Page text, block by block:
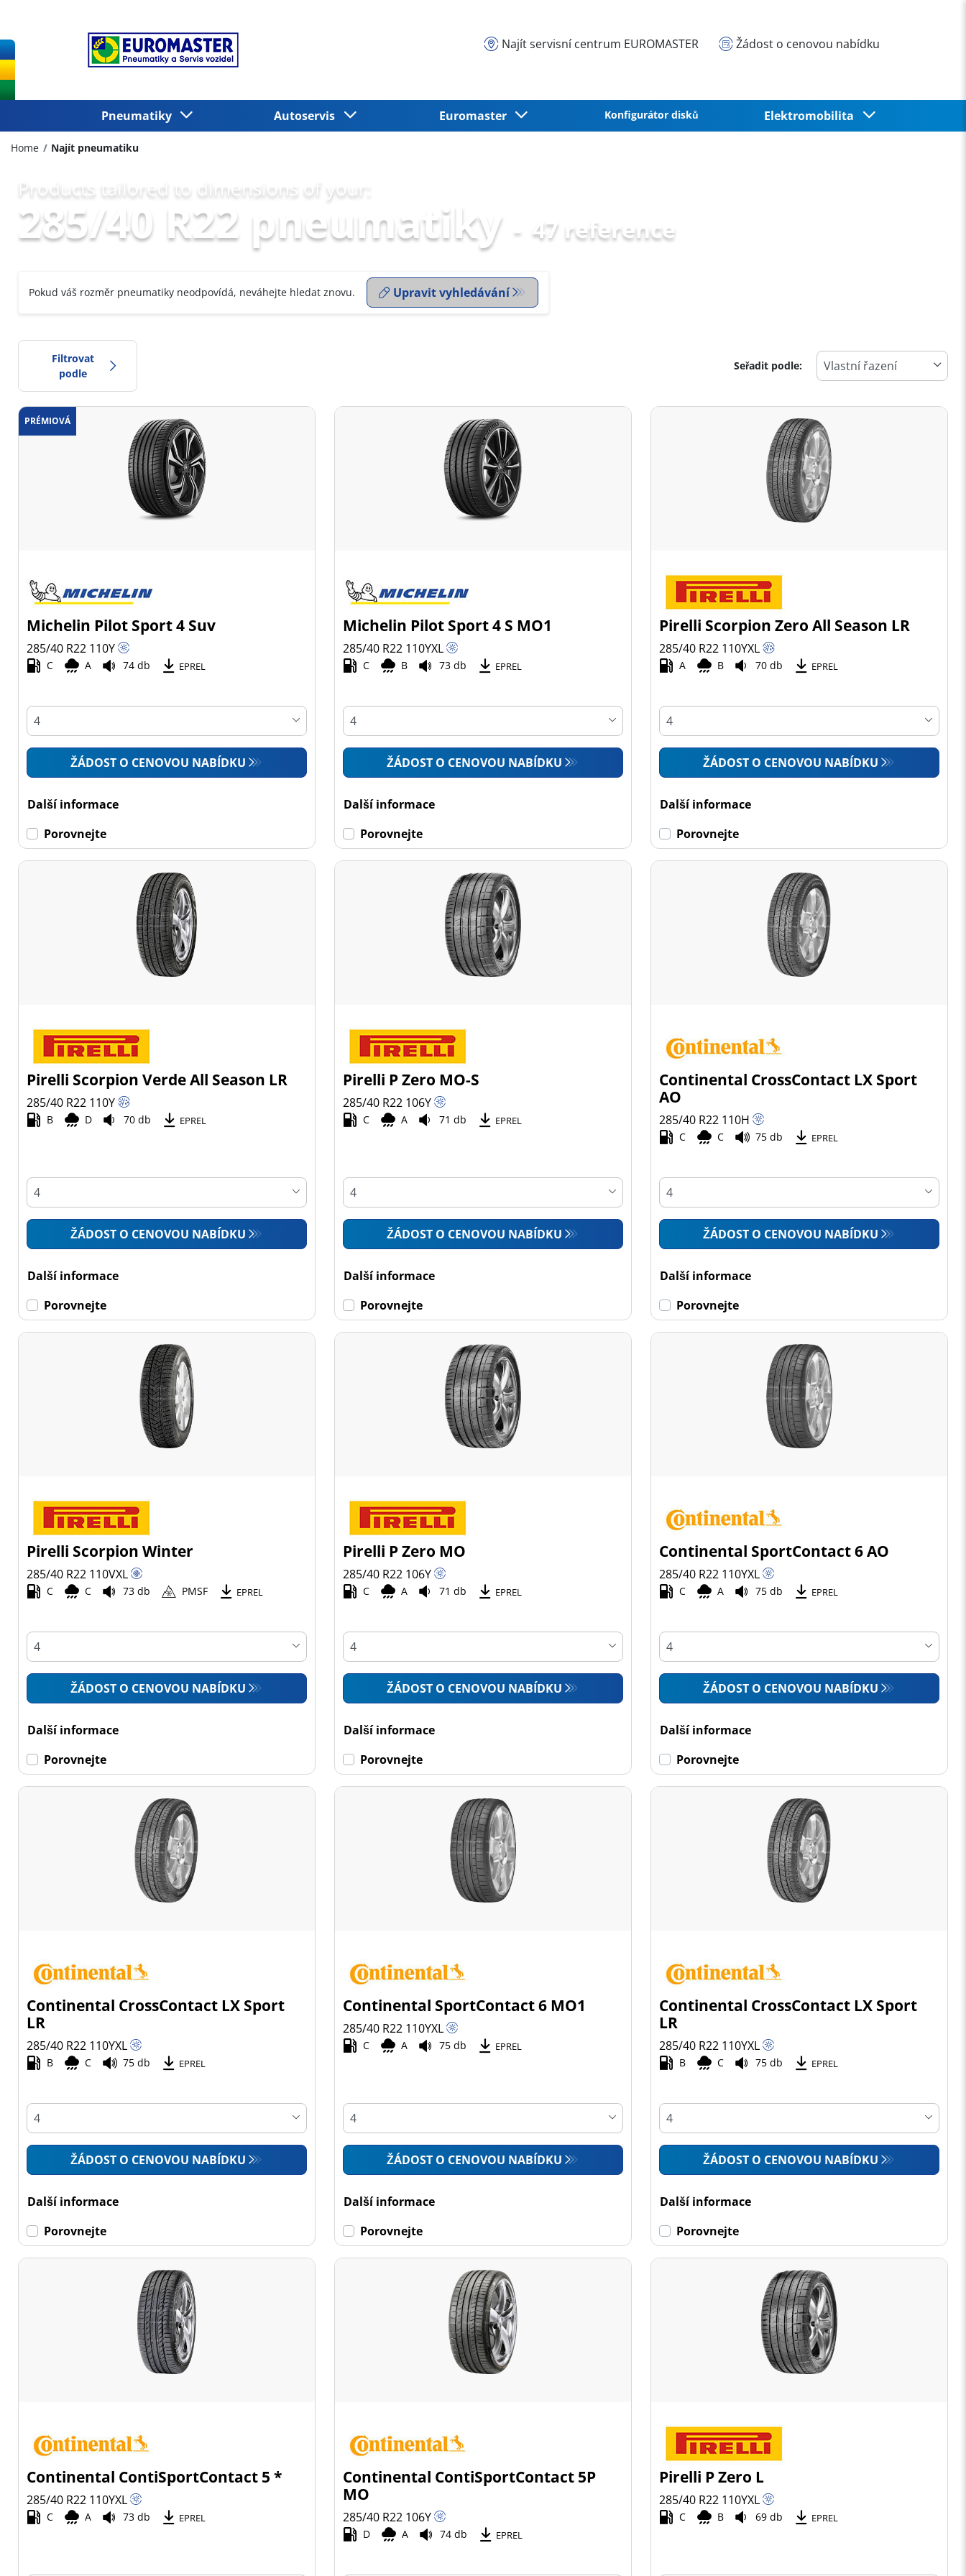
Najít servisní centrum EUROMASTER Žádost o cenovou nabídku
Pneumatiky Autoservis Euromaster Konfigurátor disků Elektromobilita
Home Najít pneumatiku
Products tailored to dimensions of your:
285/40 R22 pneumatiky - 47 reference
Pokud váš rozměr pneumatiky neodpovídá, neváhejte hledat znovu. Upravit vyhledávání
Filtrovat
podle
Cena
0 2
Všechny typy (47)
Celoroční (5)
Všechny typy (47)
Dodávka (0)
Campingový vůz (0)
(0)
Dojezdové
Ne dojezdové (47)
Seřadit podle:
PRÉMIOVÁ
Michelin Pilot Sport 4 Suv
285/40 R22 110Y
C A 74 db EPREL
ŽÁDOST O CENOVOU NABÍDKU
Další informace
Porovnejte
Michelin Pilot Sport 4 S MO1
285/40 R22 110YXL
C B 73 db EPREL
ŽÁDOST O CENOVOU NABÍDKU
Další informace
Porovnejte
Pirelli Scorpion Zero All Season LR
285/40 R22 110YXL
A B 70 db EPREL
ŽÁDOST O CENOVOU NABÍDKU
Další informace
Porovnejte
Pirelli Scorpion Verde All Season LR
285/40 R22 110Y
B D 70 db EPREL
ŽÁDOST O CENOVOU NABÍDKU
Další informace
Porovnejte
Pirelli P Zero MO-S
285/40 R22 106Y
C A 71 db EPREL
ŽÁDOST O CENOVOU NABÍDKU
Další informace
Porovnejte
Continental CrossContact LX Sport
AO
285/40 R22 110H
C C 75 db EPREL
ŽÁDOST O CENOVOU NABÍDKU
Další informace
Porovnejte
Pirelli Scorpion Winter
285/40 R22 110VXL
C C 73 db PMSF EPREL
ŽÁDOST O CENOVOU NABÍDKU
Další informace
Porovnejte
Pirelli P Zero MO
285/40 R22 106Y
C A 71 db EPREL
ŽÁDOST O CENOVOU NABÍDKU
Další informace
Porovnejte
Continental SportContact 6 AO
285/40 R22 110YXL
C A 75 db EPREL
ŽÁDOST O CENOVOU NABÍDKU
Další informace
Porovnejte
Continental CrossContact LX Sport
LR
285/40 R22 110YXL
B C 75 db EPREL
ŽÁDOST O CENOVOU NABÍDKU
Další informace
Porovnejte
Continental SportContact 6 MO1
285/40 R22 110YXL
C A 75 db EPREL
ŽÁDOST O CENOVOU NABÍDKU
Další informace
Porovnejte
Continental CrossContact LX Sport
LR
285/40 R22 110YXL
B C 75 db EPREL
ŽÁDOST O CENOVOU NABÍDKU
Další informace
Porovnejte
Continental ContiSportContact 5 *
285/40 R22 110YXL
C A 73 db EPREL
Continental ContiSportContact 5P
MO
285/40 R22 106Y
D A 74 db EPREL
Pirelli P Zero L
285/40 R22 110YXL
C B 69 db EPREL